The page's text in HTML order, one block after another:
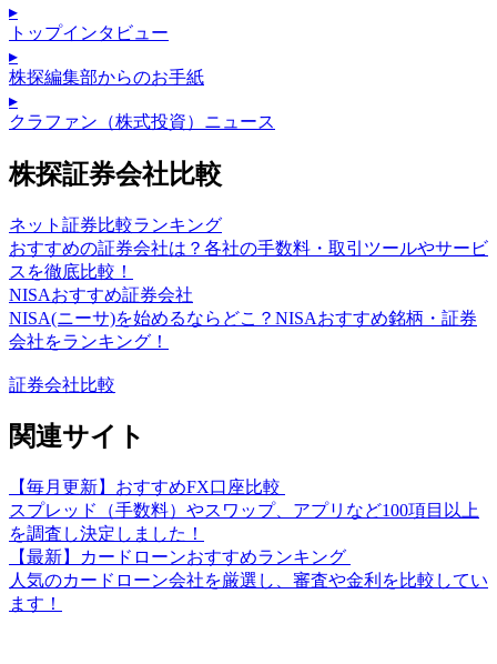
▸
トップインタビュー
▸
株探編集部からのお手紙
▸
クラファン（株式投資）ニュース
株探証券会社比較
ネット証券比較ランキング
おすすめの証券会社は？各社の手数料・取引ツールやサービ
スを徹底比較！
NISAおすすめ証券会社
NISA(ニーサ)を始めるならどこ？NISAおすすめ銘柄・証券
会社をランキング！
証券会社比較
関連サイト
【毎月更新】おすすめFX口座比較
スプレッド（手数料）やスワップ、アプリなど100項目以上
を調査し決定しました！
【最新】カードローンおすすめランキング
人気のカードローン会社を厳選し、審査や金利を比較してい
ます！